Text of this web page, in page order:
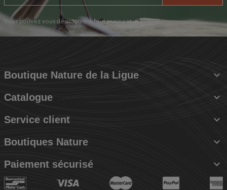
Vous pouvez vous désinscrire à tout moment.
Boutique Nature de la Ligue 
Catalogue 
Service client 
Boutiques Nature 
Paiement sécurisé 